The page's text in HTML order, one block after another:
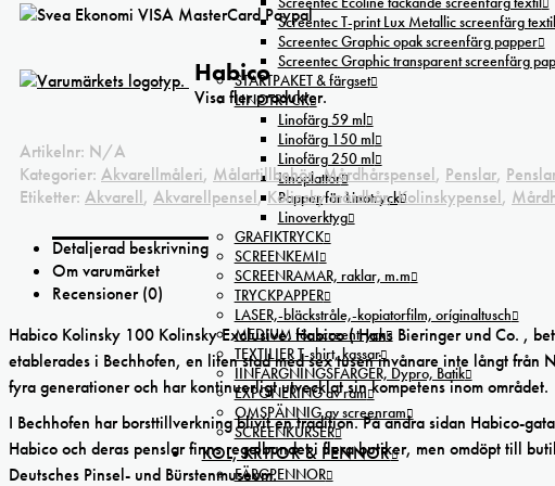
Screentec T-print Lux Metallic screenfärg textil
Screentec Graphic opak screenfärg papper
Screentec Graphic transparent screenfärg
STARTPAKET & färgset
LINOTRYCK
Linofärg 59 ml
Linofärg 150 ml
Linofärg 250 ml
Linoplattor
Papper för Linotryck
Linoverktyg
GRAFIKTRYCK
SCREENKEMI
SCREENRAMAR, raklar, m.m
TRYCKPAPPER
LASER,-bläckstråle,-kopiatorfilm, oríginaltusch
MEDIUM för screentryck
TEXTILIER T-shirt, kassar
IINFÄRGNINGSFÄRGER, Dypro, Batik
EXPONERING av ram
OMSPÄNNIG av screenram
SCREENKURSER
KOL, KRITOR & PENNOR
FÄRGPENNOR
Habico
Visa fler produkter.
Artikelnr: N/A
Kategorier: Akvarellmåleri, Målartillbehör,Mårdhårspensel, Penslar,
Etiketter: Akvarell, Akvarellpensel,Kolinsky mårdhår,Kolinskypensel,
Detaljerad beskrivning
Om varumärket
Recensioner (0)
Habico Kolinsky 100 Kolinsky Exclusive. Habico ( Hans Bieringer und Co. ,
etablerades i Bechhofen, en liten stad med sex tusen invånare inte långt från
fyra generationer och har kontinuerligt utvecklat sin kompetens inom området.
I Bechhofen har borsttillverkning blivit en tradition. På andra sidan Habico-
Habico och deras penslar finns regelbundet i flera butiker, men omdöpt till
Deutsches Pinsel- und Bürstenmuseum.